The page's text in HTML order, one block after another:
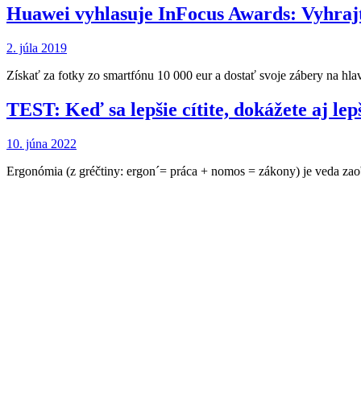
Huawei vyhlasuje InFocus Awards:
2. júla 2019
Získať za fotky zo smartfónu 10 000 eur a dostať svoje zábery na
TEST: Keď sa lepšie cítite, dokážete aj
10. júna 2022
Ergonómia (z gréčtiny: ergon´= práca + nomos = zákony) je veda